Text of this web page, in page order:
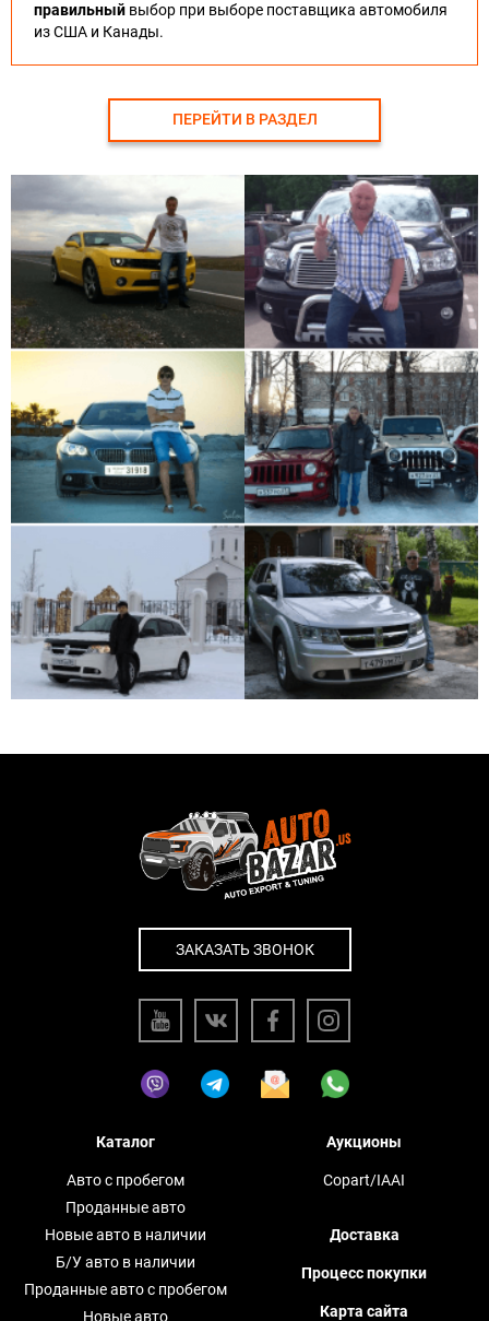
правильный выбор при выборе поставщика автомобиля
из США и Канады.
ПЕРЕЙТИ В РАЗДЕЛ
ЗАКАЗАТЬ ЗВОНОК
Каталог
Авто с пробегом
Проданные авто
Новые авто в наличии
Б/У авто в наличии
Проданные авто с пробегом
Новые авто
Аукционы
Copart/IAAI
Доставка
Процесс покупки
Карта сайта